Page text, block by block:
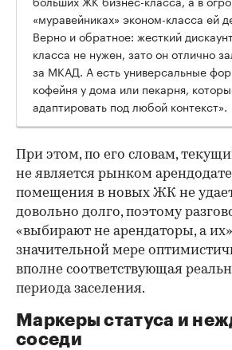
«муравейниках» эконом-класса ей
Верно и обратное: жесткий
класса не нужен, зато он отлично
за МКАД. А есть универсальные
кофейня у дома или пекарня,
адаптировать под любой контекст».
При этом, по его словам,
не является рынком
помещения в новых ЖК не
довольно долго, поэтому
«выбирают не арендаторы, а
значительной мере
вполне соответствующая
периода заселения.
Маркеры статуса и
соседи